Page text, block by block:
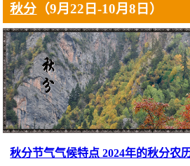
秋分 （9月22日-10月8日）
秋分节气气候特点 2024年的秋分农